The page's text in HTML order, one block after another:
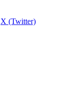
X (Twitter)